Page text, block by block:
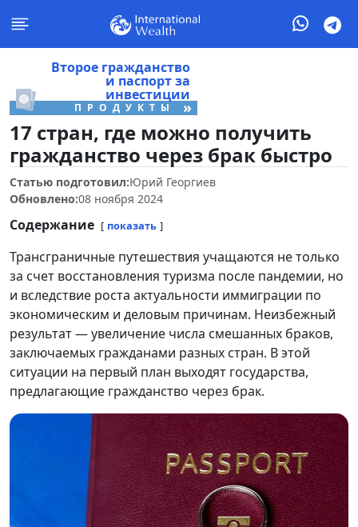
Второе гражданство
и паспорт за
инвестиции
ПРОДУКТЫ »
17 стран, где можно получить
гражданство через брак быстро
Статью подготовил:Юрий Георгиев
Обновлено:08 ноября 2024
Содержание показать
Трансграничные путешествия учащаются не только
за счет восстановления туризма после пандемии, но
и вследствие роста актуальности иммиграции по
экономическим и деловым причинам. Неизбежный
результат — увеличение числа смешанных браков,
заключаемых гражданами разных стран. В этой
ситуации на первый план выходят государства,
предлагающие гражданство через брак.